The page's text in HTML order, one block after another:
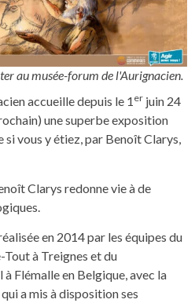
au musée-forum de l'Aurignacien.
accueille depuis le 1 er juin 24
une superbe exposition
si vous y étiez, par Benoît Clarys,
Clarys redonne vie à de
en 2014 par les équipes du
à Treignes et du
Flémalle en Belgique, avec la
a mis à disposition ses